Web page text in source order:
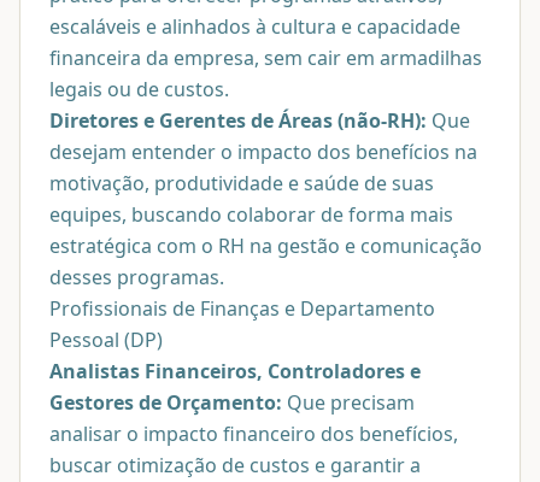
escaláveis e alinhados à cultura e capacidade
financeira da empresa, sem cair em armadilhas
legais ou de custos.
Diretores e Gerentes de Áreas (não-RH): Que
desejam entender o impacto dos benefícios na
motivação, produtividade e saúde de suas
equipes, buscando colaborar de forma mais
estratégica com o RH na gestão e comunicação
desses programas.
Profissionais de Finanças e Departamento
Pessoal (DP)
Analistas Financeiros, Controladores e
Gestores de Orçamento: Que precisam
analisar o impacto financeiro dos benefícios,
buscar otimização de custos e garantir a